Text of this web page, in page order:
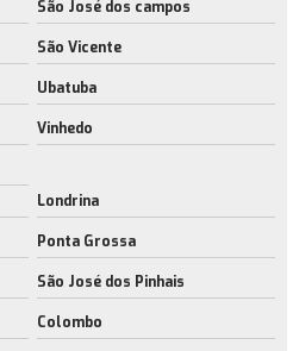
rj
metal mecânica
logísticas
ambiental
São José dos campos
São Vicente
Ubatuba
Vinhedo
Londrina
Ponta Grossa
São José dos Pinhais
Colombo